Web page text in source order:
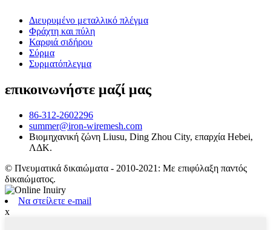
Διευρυμένο μεταλλικό πλέγμα
Φράχτη και πύλη
Καρφιά σιδήρου
Σύρμα
Συρματόπλεγμα
επικοινωνήστε μαζί μας
86-312-2602296
summer@iron-wiremesh.com
Βιομηχανική ζώνη Liusu, Ding Zhou City, επαρχία Hebei,
ΛΔΚ.
© Πνευματικά δικαιώματα - 2010-2021: Με επιφύλαξη παντός
δικαιώματος.
Να στείλετε e-mail
x